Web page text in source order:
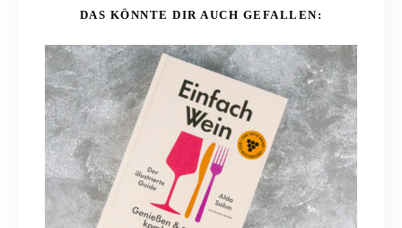
DAS KÖNNTE DIR AUCH GEFALLEN: